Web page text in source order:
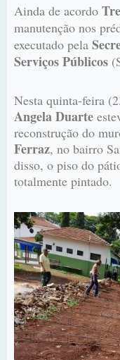
Ainda de acordo
manutenção nos
executado pela
Serviços Públicos
Nesta quinta-feira
Angela Duarte
reconstrução do
Ferraz, no bairro
disso, o piso do
totalmente pintado.